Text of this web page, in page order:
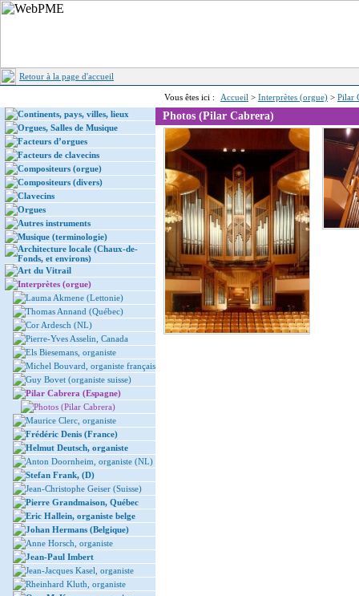
Retour à la page d'accueil
Vous êtes ici : Accueil > Interprètes (orgue) > Pilar
Continents, pays, villes, lieux
Orgues, Salles de Musique
Facteurs d’orgues
Facteurs de clavecins
Compositeurs (orgue)
Compositeurs (divers)
Clavecins
Orgues
Autres instruments
Musique (terminologie)
Architecture locale (Chaux-de-
Fonds, et environs)
Art du Vitrail
Interprètes (orgue)
Lauma Akmene (Lettonie)
Thomas Annand (Québec)
Cor Ardesch (NL)
Pierre-Yves Asselin, Canada
Els Biesemans, organiste
Michel Bouvard, organiste français
Guy Bovet (organiste suisse)
Pilar Cabrera (Espagne)
Photos (Pilar Cabrera)
Maurice Clerc, organiste
Frédéric Denis (France)
Helmut Deutsch, organiste
Anton Doornheim, organiste (NL)
Stefan Frank, (D)
Jean-Christophe Geiser (Suisse)
Pierre Grandmaison, Québec
Eric Hallein, organiste belge
Johan Hermans (Belgique)
Anne Horsch, organiste
Jean-Paul Imbert
Jean-Jacques Kasel, organiste
Rheinhard Kluth, organiste
Photos (Pilar Cabrera)